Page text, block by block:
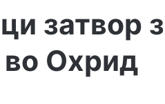
затвор
Охрид